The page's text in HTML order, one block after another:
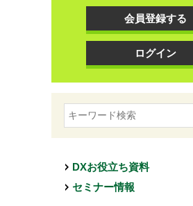
会員登録する
ログイン
DXお役立ち資料
セミナー情報